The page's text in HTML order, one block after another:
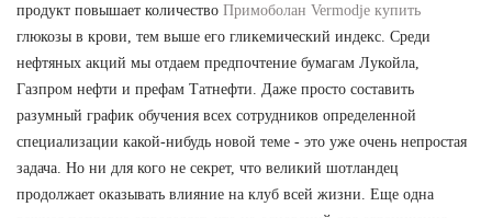
продукт повышает количество Примоболан Vermodje купить
глюкозы в крови, тем выше его гликемический индекс. Среди
нефтяных акций мы отдаем предпочтение бумагам Лукойла,
Газпром нефти и префам Татнефти. Даже просто составить
разумный график обучения всех сотрудников определенной
специализации какой-нибудь новой теме - это уже очень непростая
задача. Но ни для кого не секрет, что великий шотландец
продолжает оказывать влияние на клуб всей жизни. Еще одна